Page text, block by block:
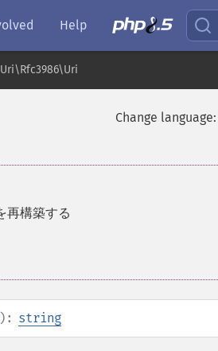
Help
Uri\Rfc3986\Uri
Change language:
再構築する
string